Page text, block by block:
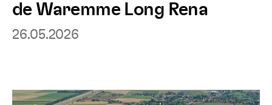
de Waremme Long Rena
26.05.2026